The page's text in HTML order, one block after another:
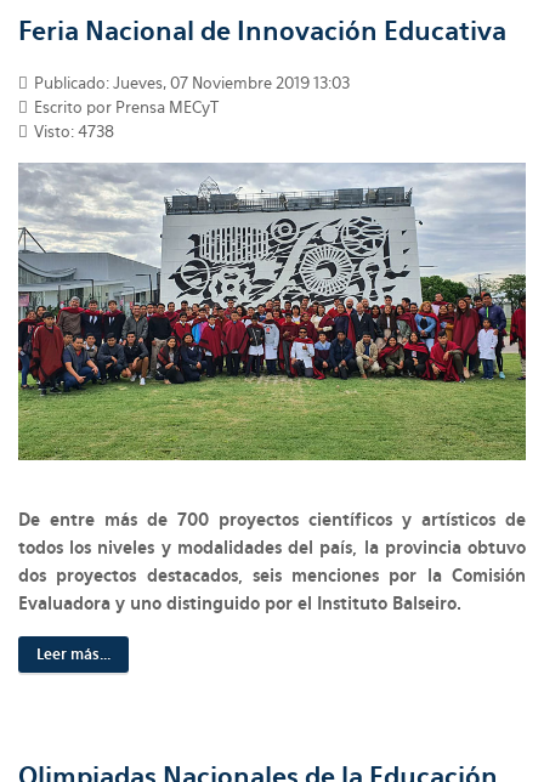
Feria Nacional de Innovación Educativa
Publicado: Jueves, 07 Noviembre 2019 13:03
Escrito por Prensa MECyT
Visto: 4738
De entre más de 700 proyectos científicos y artísticos de
todos los niveles y modalidades del país, la provincia obtuvo
dos proyectos destacados, seis menciones por la Comisión
Evaluadora y uno distinguido por el Instituto Balseiro.
Leer más...